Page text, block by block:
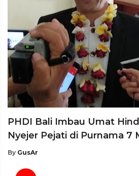
PHDI Bali Imbau Umat
Nyejer Pejati di Purnama 7
By GusAr